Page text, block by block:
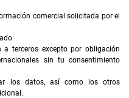
comercial solicitada por el
a terceros excepto por obligación
sin tu consentimiento
los datos, así como los otros